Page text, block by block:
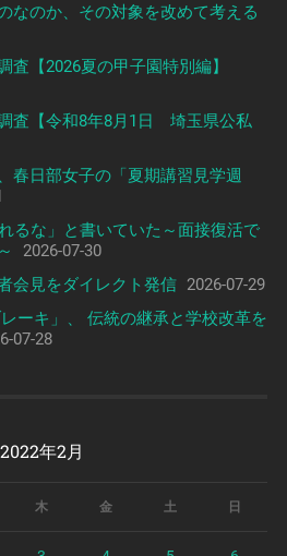
なのか、その対象を改めて考える
査【2026夏の甲子園特別編】
査【令和8年8月1日 埼玉県公私
春日部女子の「夏期講習見学週
るな」と書いていた～面接復活で
2026-07-30
会見をダイレクト発信 2026-07-29
ーキ」、 伝統の継承と学校改革を
07-28
2022年2月
木 金 土 日